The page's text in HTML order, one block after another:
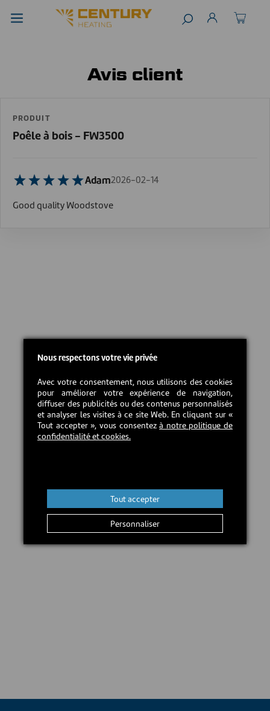
Avis client
PRODUIT
Poêle à bois - FW3500
Adam2026-02-14
Good quality Woodstove
Nous respectons votre vie privée
Avec votre consentement, nous utilisons des cookies
pour améliorer votre expérience de navigation,
diffuser des publicités ou des contenus personnalisés
et analyser les visites à ce site Web. En cliquant sur «
Tout accepter », vous consentezà notre politique de
confidentialité et cookies.
Personnaliser
Tout accepter